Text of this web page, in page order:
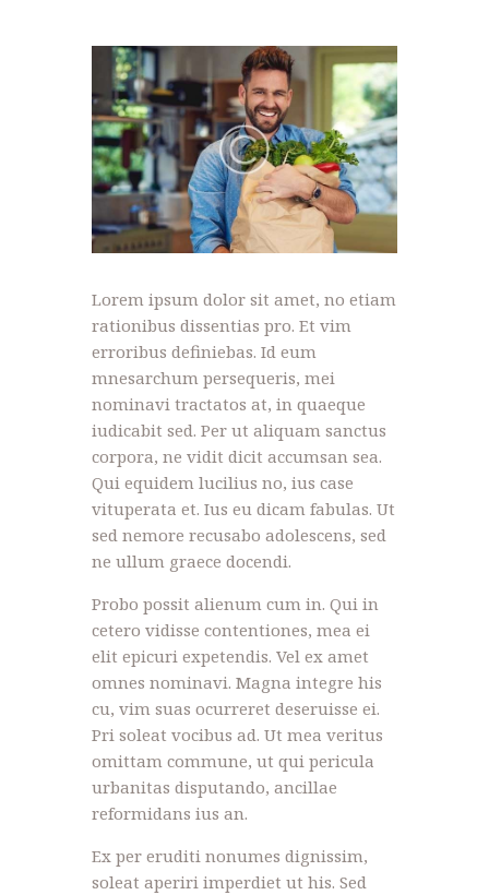
KONTAKT
PROJEKTI
DONACIJE
PROJEKTI
Lorem ipsum dolor sit amet, no etiam
rationibus dissentias pro. Et vim
erroribus definiebas. Id eum
mnesarchum persequeris, mei
nominavi tractatos at, in quaeque
iudicabit sed. Per ut aliquam sanctus
corpora, ne vidit dicit accumsan sea.
Qui equidem lucilius no, ius case
vituperata et. Ius eu dicam fabulas. Ut
sed nemore recusabo adolescens, sed
ne ullum graece docendi.
Probo possit alienum cum in. Qui in
cetero vidisse contentiones, mea ei
elit epicuri expetendis. Vel ex amet
omnes nominavi. Magna integre his
cu, vim suas ocurreret deseruisse ei.
Pri soleat vocibus ad. Ut mea veritus
omittam commune, ut qui pericula
urbanitas disputando, ancillae
reformidans ius an.
Ex per eruditi nonumes dignissim,
soleat aperiri imperdiet ut his. Sed